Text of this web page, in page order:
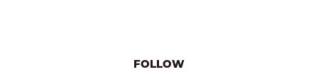
FOLLOW